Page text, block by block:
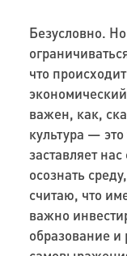
Безусловно.
что
важен, как,
культура —
заставляет
осознать
считаю, что
важно
образование и